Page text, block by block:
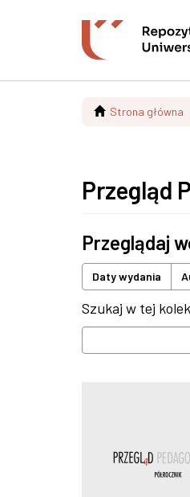
Strona główna
Przegląd
Przeglądaj
Daty wydania
Szukaj w tej